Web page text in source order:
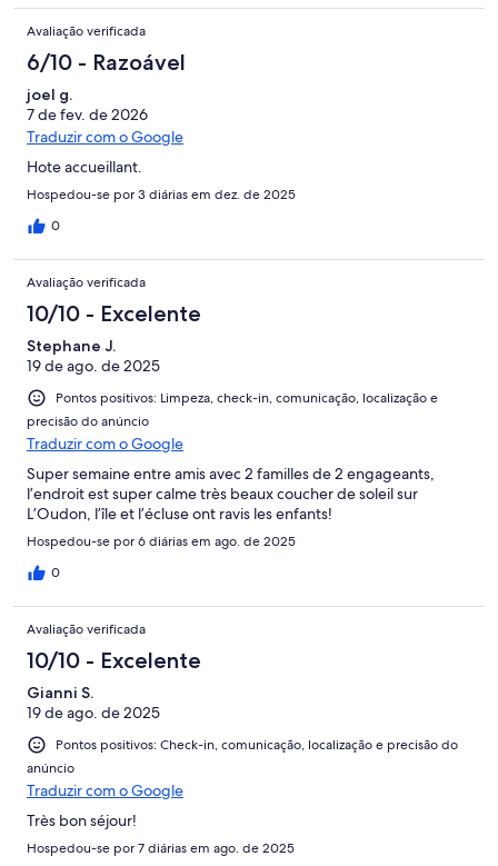
Avaliação verificada
6/10 - Razoável
joel g.
7 de fev. de 2026
Traduzir com o Google
Hote accueillant.
Hospedou-se por 3 diárias em dez. de 2025
0
Avaliação verificada
10/10 - Excelente
Stephane J.
19 de ago. de 2025
Pontos positivos: Limpeza, check-in, comunicação, localização e
precisão do anúncio
Traduzir com o Google
Super semaine entre amis avec 2 familles de 2 engageants,
l’endroit est super calme très beaux coucher de soleil sur
L’Oudon, l’île et l’écluse ont ravis les enfants!
Hospedou-se por 6 diárias em ago. de 2025
0
Avaliação verificada
10/10 - Excelente
Gianni S.
19 de ago. de 2025
Pontos positivos: Check-in, comunicação, localização e precisão do
anúncio
Traduzir com o Google
Très bon séjour!
Hospedou-se por 7 diárias em ago. de 2025